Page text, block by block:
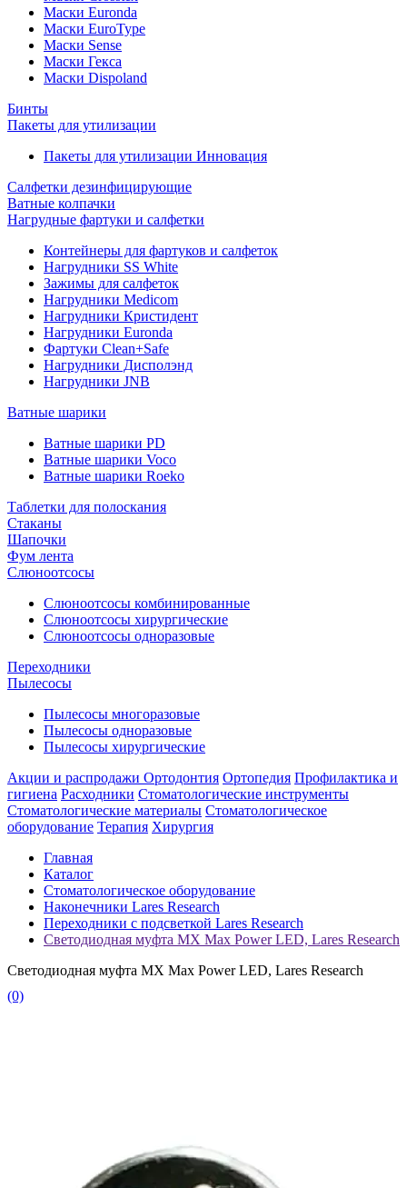
Маски Euronda
Маски EuroType
Маски Sense
Маски Гекса
Маски Dispoland
Бинты
Пакеты для утилизации
Пакеты для утилизации Инновация
Салфетки дезинфицирующие
Ватные колпачки
Нагрудные фартуки и салфетки
Контейнеры для фартуков и салфеток
Нагрудники SS White
Зажимы для салфеток
Нагрудники Medicom
Нагрудники Кристидент
Нагрудники Euronda
Фартуки Clean+Safe
Нагрудники Дисполэнд
Нагрудники JNB
Ватные шарики
Ватные шарики PD
Ватные шарики Voco
Ватные шарики Roeko
Таблетки для полоскания
Стаканы
Шапочки
Фум лента
Слюноотсосы
Слюноотсосы комбинированные
Слюноотсосы хирургические
Слюноотсосы одноразовые
Переходники
Пылесосы
Пылесосы многоразовые
Пылесосы одноразовые
Пылесосы хирургические
Акции и распродажи Ортодонтия Ортопедия Профилактика и
гигиена Расходники Стоматологические инструменты
Стоматологические материалы Стоматологическое
оборудование Терапия Хирургия
Главная
Каталог
Стоматологическое оборудование
Наконечники Lares Research
Переходники с подсветкой Lares Research
Светодиодная муфта MX Max Power LED, Lares Research
Светодиодная муфта MX Max Power LED, Lares Research
(0)